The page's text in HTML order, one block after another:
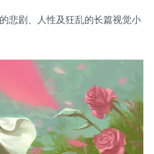
悲剧、人性及狂乱的长篇视觉小